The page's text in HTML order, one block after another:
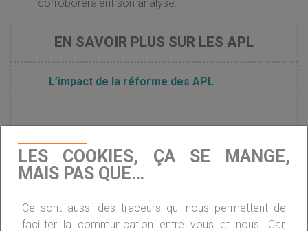
corroboreraient son analyse.
EN SAVOIR PLUS SUR LES APL
L’impact de la réforme des APL
APL : les revenus actuels seront bientôt pris
LES COOKIES, ÇA SE MANGE,
MAIS PAS QUE…
Ce sont aussi des traceurs qui nous permettent de
faciliter la communication entre vous et nous. Car,